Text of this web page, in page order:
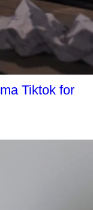
Tiktok for